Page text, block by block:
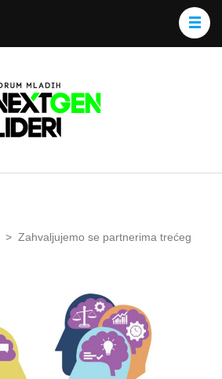
> Zahvaljujemo se partnerima trećeg